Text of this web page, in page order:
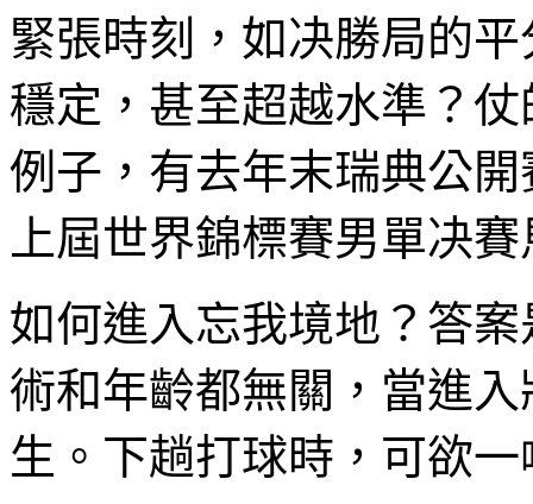
緊張時刻，如决勝局的
穩定，甚至超越水準？
例子，有去年末瑞典公
上屆世界錦標賽男單决
如何進入忘我境地？答
術和年齡都無關，當進
生。下趟打球時，可欲